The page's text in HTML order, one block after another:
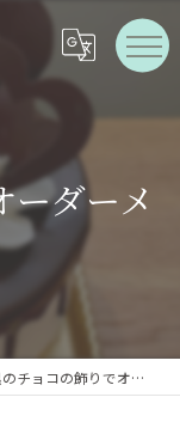
ダーメ
チョコの飾りでオーダーメイド。